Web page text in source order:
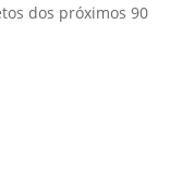
dos próximos 90